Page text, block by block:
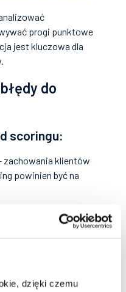
dzięki czemu
progi punktowe
jest kluczowa dla
do
scoringu:
zachowania klientów
powinien być na
– oba zespoły
oceny leadów.
dopasowanie